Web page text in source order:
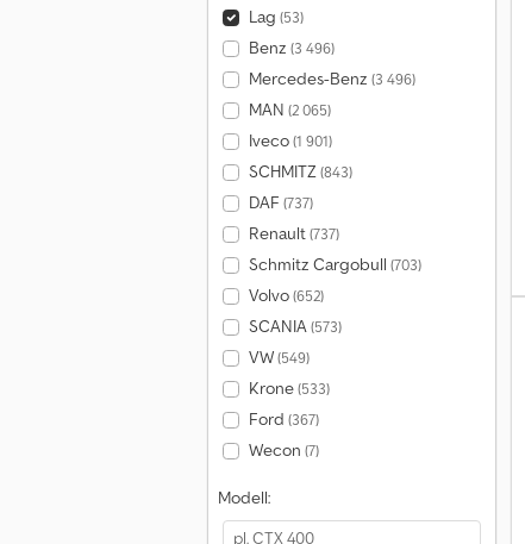
Lag (53)
Benz (3 496)
Mercedes-Benz (3 496)
MAN (2 065)
Iveco(1 901)
SCHMITZ(843)
DAF (737)
Renault(737)
Schmitz Cargobull (703)
Volvo(652)
SCANIA(573)
VW(549)
Krone(533)
Ford (367)
Wecon (7)
Modell: